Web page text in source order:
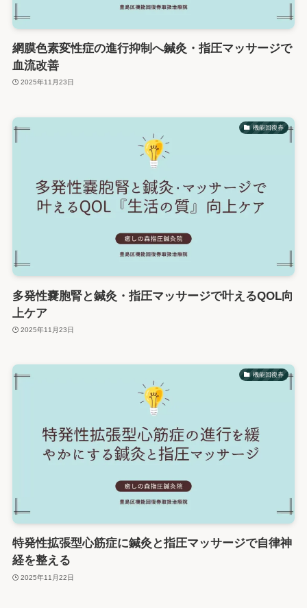
網膜色素変性症の進行抑制へ鍼灸・指圧マッサージで
血流改善
2025年11月23日
機能回復券
多発性嚢胞腎と鍼灸・指圧マッサージで叶えるQOL向
上ケア
2025年11月23日
機能回復券
特発性拡張型心筋症に鍼灸と指圧マッサージで自律神
経を整える
2025年11月22日